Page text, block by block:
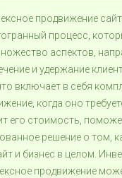
ПОДОЙДЕТ
ВСЕМ
продвижение
процесс,
аспектов,
и удержание
включает в себя
когда оно
его стоимость,
решение о том,
и бизнес в целом.
продвижение